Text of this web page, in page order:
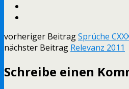
vorheriger BeitragSprüche
nächster Beitrag Relevanz 2011
Schreibe einen